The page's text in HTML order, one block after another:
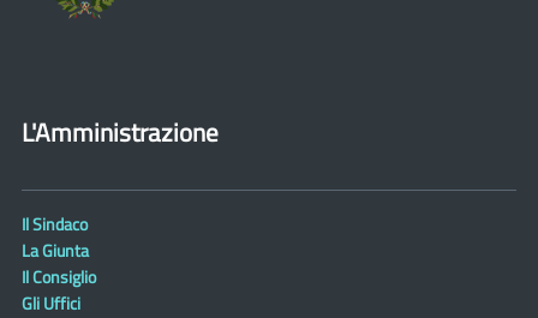
L'Amministrazione
Il Sindaco
La Giunta
Il Consiglio
Gli Uffici